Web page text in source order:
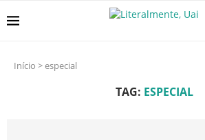
Início >especial
TAG: ESPECIAL